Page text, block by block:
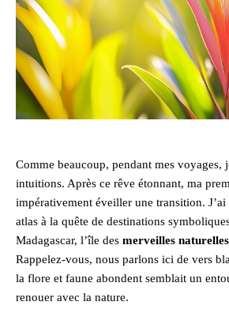
Comme beaucoup, pendant mes voyages,
intuitions. Après ce rêve étonnant, ma
impérativement éveiller une transition.
atlas à la quête de destinations
Madagascar, l’île des merveilles
Rappelez-vous, nous parlons ici de vers
la flore et faune abondent semblait un
renouer avec la nature.